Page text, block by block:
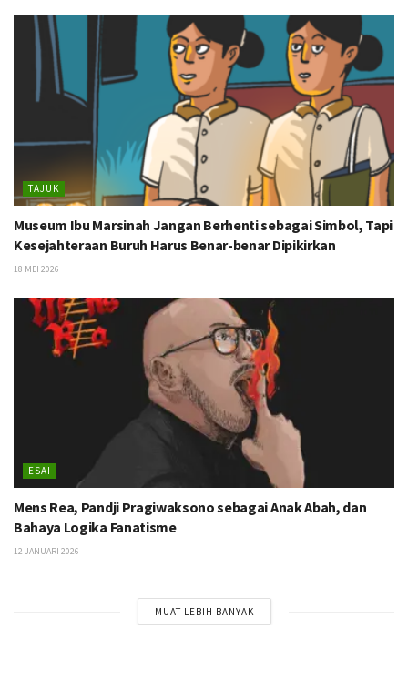
TAJUK
Museum Ibu Marsinah Jangan Berhenti sebagai Simbol, Tapi
Kesejahteraan Buruh Harus Benar-benar Dipikirkan
18 MEI 2026
ESAI
Mens Rea, Pandji Pragiwaksono sebagai Anak Abah, dan
Bahaya Logika Fanatisme
12 JANUARI 2026
MUAT LEBIH BANYAK